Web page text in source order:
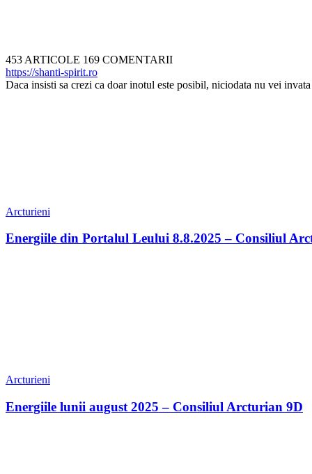
453 ARTICOLE 169 COMENTARII
https://shanti-spirit.ro
Daca insisti sa crezi ca doar inotul este posibil, niciodata nu vei
Arcturieni
Energiile din Portalul Leului 8.8.2025 – Consiliul
Arcturieni
Energiile lunii august 2025 – Consiliul Arcturian 9D